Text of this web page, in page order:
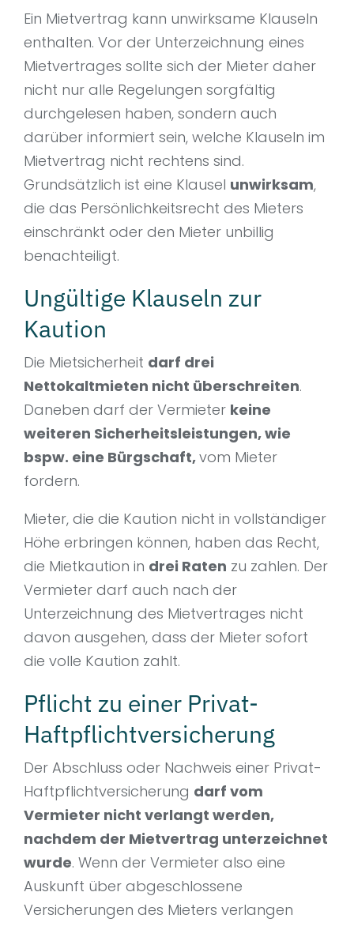
Ein Mietvertrag kann unwirksame Klauseln
enthalten. Vor der Unterzeichnung eines
Mietvertrages sollte sich der Mieter daher
nicht nur alle Regelungen sorgfältig
durchgelesen haben, sondern auch
darüber informiert sein, welche Klauseln im
Mietvertrag nicht rechtens sind.
Grundsätzlich ist eine Klausel unwirksam,
die das Persönlichkeitsrecht des Mieters
einschränkt oder den Mieter unbillig
benachteiligt.
Ungültige Klauseln zur
Kaution
Die Mietsicherheit darf drei
Nettokaltmieten nicht überschreiten.
Daneben darf der Vermieter keine
weiteren Sicherheitsleistungen, wie
bspw. eine Bürgschaft,vom Mieter
fordern.
Mieter, die die Kaution nicht in vollständiger
Höhe erbringen können, haben das Recht,
die Mietkaution in drei Raten zu zahlen. Der
Vermieter darf auch nach der
Unterzeichnung des Mietvertrages nicht
davon ausgehen, dass der Mieter sofort
die volle Kaution zahlt.
Pflicht zu einer Privat-
Haftpflichtversicherung
Der Abschluss oder Nachweis einer Privat-
Haftpflichtversicherung darf vom
Vermieter nicht verlangt werden,
nachdem der Mietvertrag unterzeichnet
wurde. Wenn der Vermieter also eine
Auskunft über abgeschlossene
Versicherungen des Mieters verlangen